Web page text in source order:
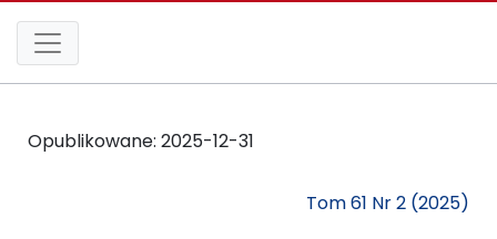
Opublikowane: 2025-12-31
Tom 61 Nr 2 (2025)